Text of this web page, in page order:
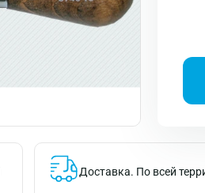
Доставка. По всей